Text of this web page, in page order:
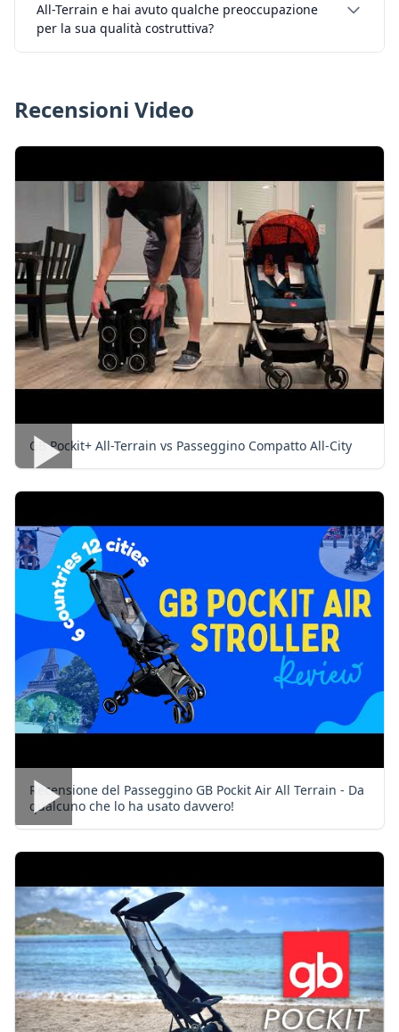
All-Terrain e hai avuto qualche preoccupazione
per la sua qualità costruttiva?
Recensioni Video
GB Pockit+ All-Terrain vs Passeggino Compatto All-City
Recensione del Passeggino GB Pockit Air All Terrain - Da
qualcuno che lo ha usato davvero!